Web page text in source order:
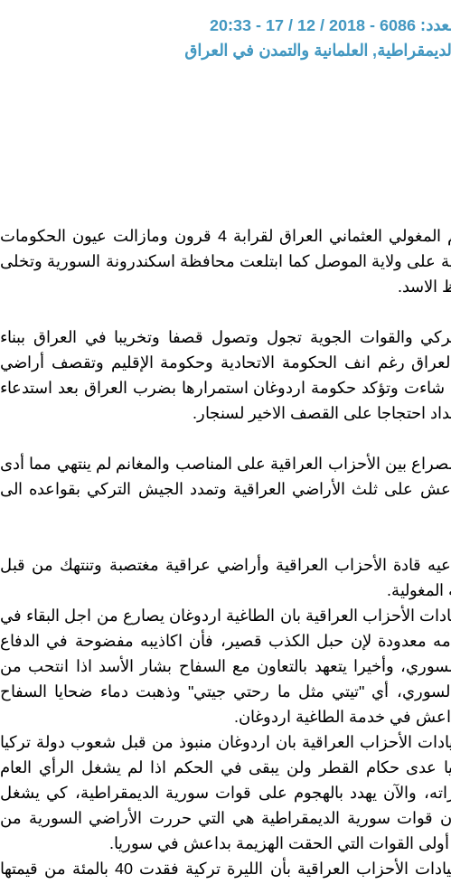
17 - 20:33
العلمانية والتمدن في العراق
استعمر الحكم المغولي العثماني العراق لقرابة 4 قرون ومازالت عيون الحكومات
على ولاية الموصل كما ابتلعت محافظة اسكندرونة السورية وتخلى
الاسد.
والقوات الجوية تجول وتصول قصفا وتخريبا في العراق ببناء
رغم انف الحكومة الاتحادية وحكومة الإقليم وتقصف أراضي
شاءت وتؤكد حكومة اردوغان استمرارها بضرب العراق بعد استدعاء
احتجاجا على القصف الاخير لسنجار.
2003 والصراع بين الأحزاب العراقية على المناصب والمغانم لم ينتهي مما أدى
على ثلث الأراضي العراقية وتمدد الجيش التركي بقواعده الى
قادة الأحزاب العراقية وأراضي عراقية مغتصبة وتنتهك من قبل
المغولية.
الأحزاب العراقية بان الطاغية اردوغان يصارع من اجل البقاء في
معدودة لإن حبل الكذب قصير، فأن اكاذيبه مفضوحة في الدفاع
وأخيرا يتعهد بالتعاون مع السفاح بشار الأسد اذا انتحب من
أي "تيتي مثل ما رحتي جيتي" وذهبت دماء ضحايا السفاح
في خدمة الطاغية اردوغان.
الأحزاب العراقية بان اردوغان منبوذ من قبل شعوب دولة تركيا
عدى حكام القطر ولن يبقى في الحكم اذا لم يشغل الرأي العام
والآن يهدد بالهجوم على قوات سورية الديمقراطية، كي يشغل
ان قوات سورية الديمقراطية هي التي حررت الأراضي السورية من
القوات التي الحقت الهزيمة بداعش في سوريا.
• وهل تعلم قيادات الأحزاب العراقية بأن الليرة تركية فقدت 40 بالمئة من قيمتها